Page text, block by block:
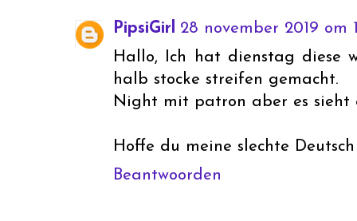
PipsiGirl 28 november 2019 om
Hallo, Ich hat dienstag diese
halb stocke streifen gemacht.
Night mit patron aber es sieht
Hoffe du meine slechte
Beantwoorden